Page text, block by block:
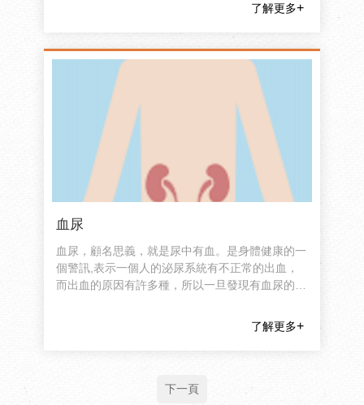
了解更多
血尿
血尿，顧名思義，就是尿中有血。是身體健康的一
個警訊,表示一個人的泌尿系統有不正常的出血，
而出血的原因有許多種，所以一旦發現有血尿的症
了解更多
下一頁